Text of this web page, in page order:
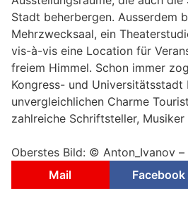
Stadt beherbergen. Ausserdem
Mehrzwecksaal, ein
vis-à-vis eine Location für
freiem Himmel. Schon immer
Kongress- und Universitätsstadt
unvergleichlichen Charme
zahlreiche Schriftsteller, Musiker
Oberstes Bild: © Anton_Ivanov
Mail
Facebook